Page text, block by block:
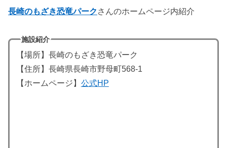
長崎のもざき恐竜パーク さんのホームページ内紹介
施設紹介
【場所】長崎のもざき恐竜パーク
【住所】長崎県長崎市野母町568-1
【ホームページ】 公式HP